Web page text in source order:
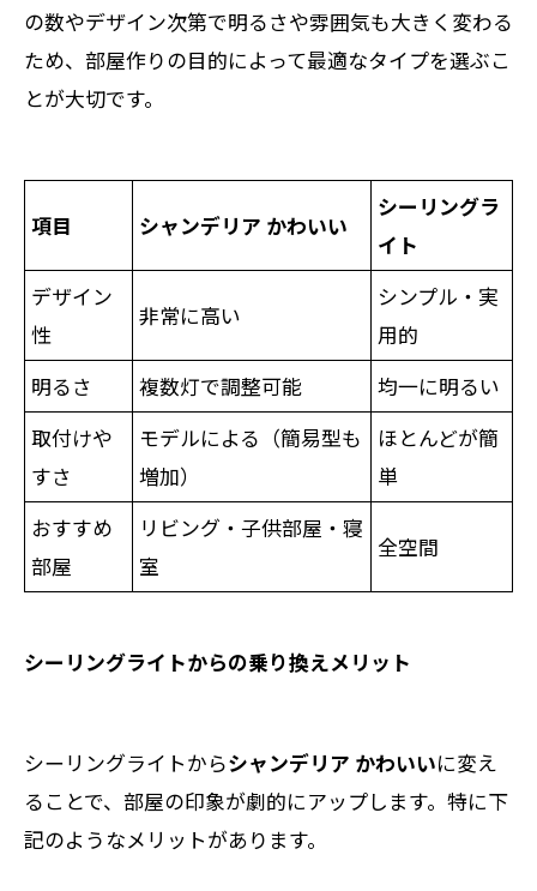
の数やデザイン次第で明るさや雰囲気も大きく変わる
ため、部屋作りの目的によって最適なタイプを選ぶこ
とが大切です。
項目 シャンデリア かわいい
シーリングラ
イト
デザイン
性
非常に高い
シンプル・実
用的
明るさ
複数灯で調整可能
均一に明るい
取付けや
すさ
モデルによる（簡易型も
増加）
ほとんどが簡
単
おすすめ
部屋
リビング・子供部屋・寝
室
全空間
シーリングライトからの乗り換えメリット
シーリングライトからシャンデリア かわいいに変え
ることで、部屋の印象が劇的にアップします。特に下
記のようなメリットがあります。